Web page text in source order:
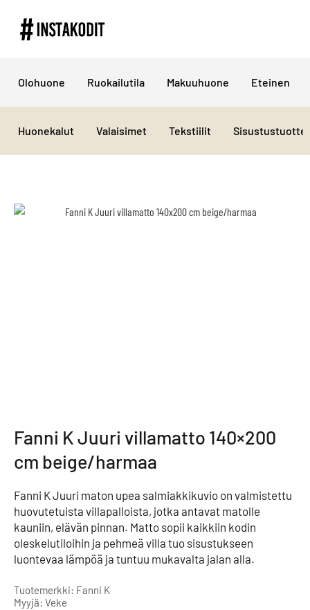
Olohuone Ruokailutila Makuuhuone Eteinen
Huonekalut Valaisimet Tekstiilit
Fanni K Juuri villamatto 140×200
cm beige/harmaa
Fanni K Juuri maton upea salmiakkikuvio on valmistettu
huovutetuista villapalloista, jotka antavat matolle
kauniin, elävän pinnan. Matto sopii kaikkiin kodin
oleskelutiloihin ja pehmeä villa tuo sisustukseen
luontevaa lämpöä ja tuntuu mukavalta jalan alla.
Tuotemerkki: Fanni K
Myyjä: Veke